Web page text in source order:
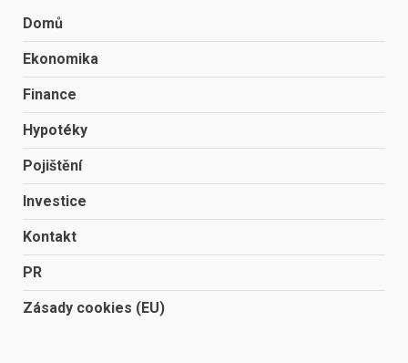
Domů
Ekonomika
Finance
Hypotéky
Pojištění
Investice
Kontakt
PR
Zásady cookies (EU)